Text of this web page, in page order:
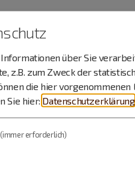
über Sie
z.B. zum Zweck der
die hier vorgenommenen
Sie hier: Datenschutzerklärung
(immer erforderlich)